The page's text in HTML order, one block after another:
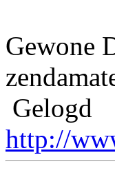
Gewone
Gelogd
http://